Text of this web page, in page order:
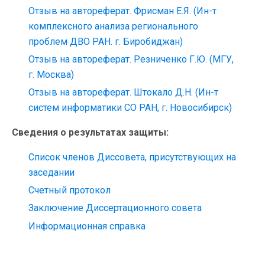
Отзыв на автореферат. Фрисман Е.Я. (Ин-т
комплексного анализа регионального
проблем ДВО РАН. г. Биробиджан)
Отзыв на автореферат. Резниченко Г.Ю. (МГУ,
г. Москва)
Отзыв на автореферат. Штокало Д.Н. (Ин-т
систем информатики СО РАН, г. Новосибирск)
Сведения о результатах защиты:
Список членов Диссовета, присутствующих на
заседании
Счетный протокол
Заключение Диссертационного совета
Информационная справка